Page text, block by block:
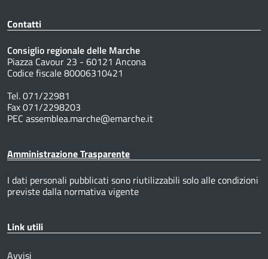
Contatti
Consiglio regionale delle Marche
Piazza Cavour 23 - 60121 Ancona
Codice fiscale 80006310421
Tel. 071/22981
Fax 071/2298203
PEC assemblea.marche@emarche.it
Amministrazione Trasparente
I dati personali pubblicati sono riutilizzabili solo alle condizioni
previste dalla normativa vigente
Link utili
Avvisi